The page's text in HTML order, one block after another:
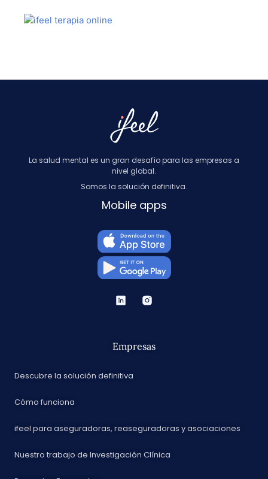
La salud mental es un gran desafío para las empresas a
nivel global.
Somos la solución definitiva.
Mobile apps
Empresas
Descubre la solución definitiva
Cómo funciona
ifeel para aseguradoras, reaseguradoras y asociaciones
Nuestro trabajo de Investigación Clínica